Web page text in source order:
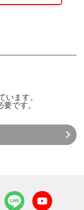
います。
要です。